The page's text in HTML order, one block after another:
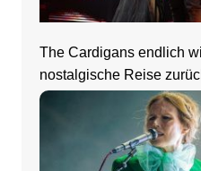
The Cardigans endlich
nostalgische Reise
Zeltfestival Rhein-Neckar